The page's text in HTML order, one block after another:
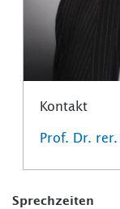
Kontakt
Prof. Dr.
Sprechzeiten